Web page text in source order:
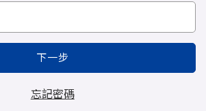
下一步
忘記密碼